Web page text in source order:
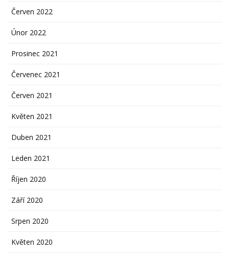
Červen 2022
Únor 2022
Prosinec 2021
Červenec 2021
Červen 2021
Květen 2021
Duben 2021
Leden 2021
Říjen 2020
Září 2020
Srpen 2020
Květen 2020